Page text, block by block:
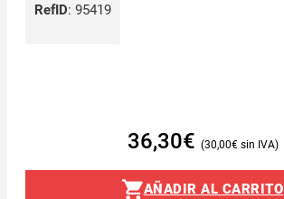
RefID: 95419
36,30€ 30,00€
AÑADIR AL CARRITO